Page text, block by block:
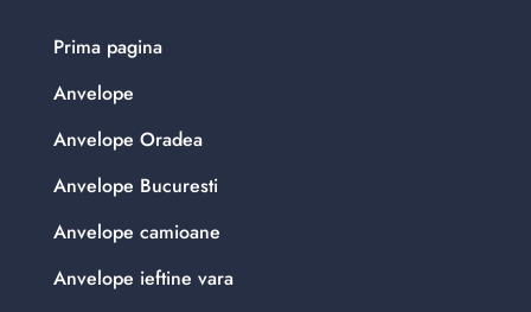
Prima pagina
Anvelope
Anvelope Oradea
Anvelope Bucuresti
Anvelope camioane
Anvelope ieftine vara